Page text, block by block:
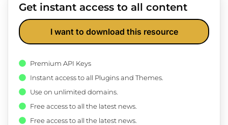
Get instant access to all content
I want to download this resource
Premium API Keys
Instant access to all Plugins and Themes.
Use on unlimited domains.
Free access to all the latest news.
Free access to all the latest news.